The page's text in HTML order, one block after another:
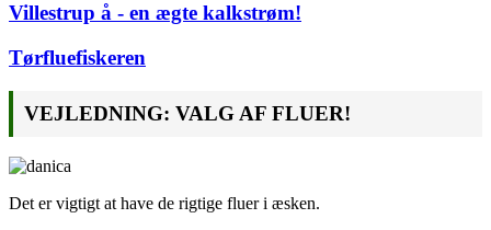
Villestrup å - en ægte kalkstrøm!
Tørfluefiskeren
VEJLEDNING: VALG AF FLUER!
Det er vigtigt at have de rigtige fluer i æsken.